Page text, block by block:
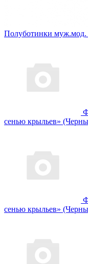
Полуботинки
сенью крыльев»
сенью крыльев»